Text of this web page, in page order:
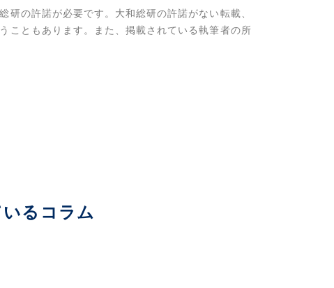
の許諾が必要です。大和総研の許諾がない転載、
こともあります。また、掲載されている執筆者の所
るコラム